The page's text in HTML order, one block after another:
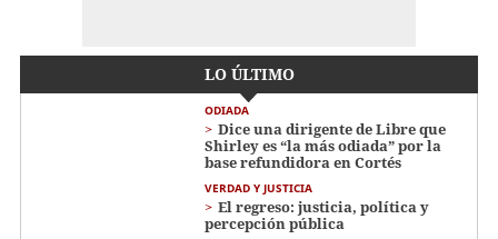
LO ÚLTIMO
ODIADA
Dice una dirigente de Libre que
Shirley es “la más odiada” por la
base refundidora en Cortés
VERDAD Y JUSTICIA
El regreso: justicia, política y
percepción pública